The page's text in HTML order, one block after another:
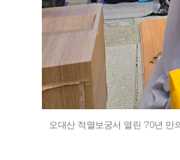
오대산 적멸보궁서 열린 ‘70년 만